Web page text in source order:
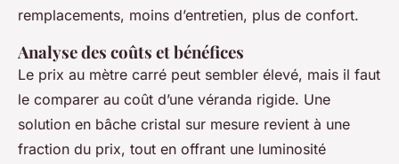
remplacements, moins d’entretien, plus de confort.
Analyse des coûts et bénéfices
Le prix au mètre carré peut sembler élevé, mais il faut
le comparer au coût d’une véranda rigide. Une
solution en bâche cristal sur mesure revient à une
fraction du prix, tout en offrant une luminosité